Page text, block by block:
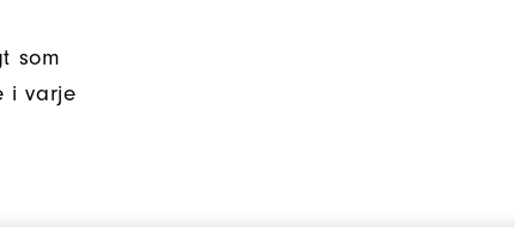
som
i varje